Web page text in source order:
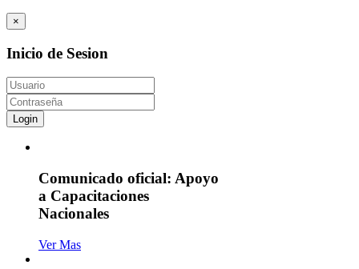
×
Inicio de Sesion
Login
Comunicado oficial: Apoyo
a Capacitaciones
Nacionales
Ver Mas